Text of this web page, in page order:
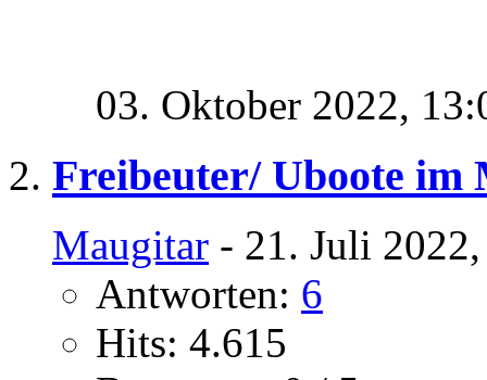
03. Oktober 2022,
Freibeuter/ Uboote
Maugitar - 21. Juli
Antworten: 6
Hits: 4.615